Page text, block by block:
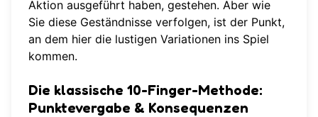
Aktion ausgeführt haben, gestehen. Aber wie
Sie diese Geständnisse verfolgen, ist der Punkt,
an dem hier die lustigen Variationen ins Spiel
kommen.
Die klassische 10-Finger-Methode:
Punktevergabe & Konsequenzen